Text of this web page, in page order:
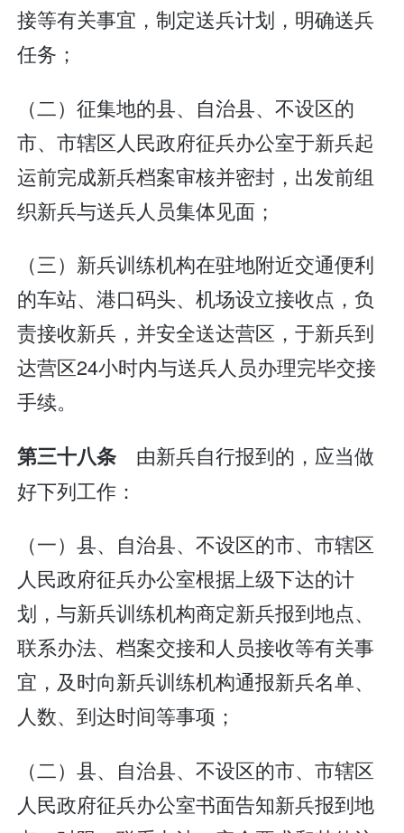
接等有关事宜，制定送兵计划，明确送兵
任务；
（二）征集地的县、自治县、不设区的
市、市辖区人民政府征兵办公室于新兵起
运前完成新兵档案审核并密封，出发前组
织新兵与送兵人员集体见面；
（三）新兵训练机构在驻地附近交通便利
的车站、港口码头、机场设立接收点，负
责接收新兵，并安全送达营区，于新兵到
达营区24小时内与送兵人员办理完毕交接
手续。
第三十八条 由新兵自行报到的，应当做
好下列工作：
（一）县、自治县、不设区的市、市辖区
人民政府征兵办公室根据上级下达的计
划，与新兵训练机构商定新兵报到地点、
联系办法、档案交接和人员接收等有关事
宜，及时向新兵训练机构通报新兵名单、
人数、到达时间等事项；
（二）县、自治县、不设区的市、市辖区
人民政府征兵办公室书面告知新兵报到地